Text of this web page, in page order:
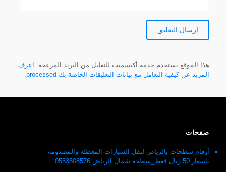
هذا الموقع يستخدم خدمة أكيسميت للتقليل من البريد المزعجة. اعرف
المزيد عن كيفية التعامل مع بيانات التعليقات الخاصة بك processed
.
صفحات
أرقام سطحات بالرياض لنقل السيارات المعطله والمصدومه
باسعار 50 ريال فقط_سطحه شمال الرياض 0553508576